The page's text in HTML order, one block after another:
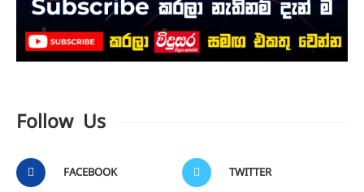
Follow Us
FACEBOOK TWITTER